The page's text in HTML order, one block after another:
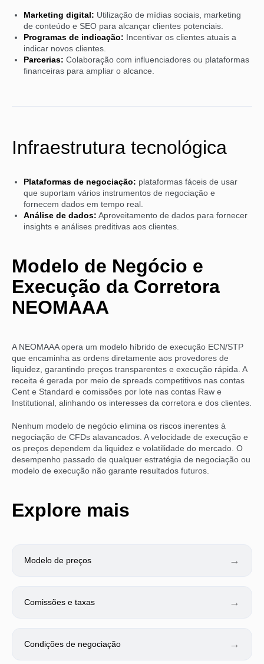
Marketing digital: Utilização de mídias sociais, marketing
de conteúdo e SEO para alcançar clientes potenciais.
Programas de indicação: Incentivar os clientes atuais a
indicar novos clientes.
Parcerias: Colaboração com influenciadores ou plataformas
financeiras para ampliar o alcance.
Infraestrutura tecnológica
Plataformas de negociação: plataformas fáceis de usar
que suportam vários instrumentos de negociação e
fornecem dados em tempo real.
Análise de dados: Aproveitamento de dados para fornecer
insights e análises preditivas aos clientes.
Modelo de Negócio e
Execução da Corretora
NEOMAAA
A NEOMAAA opera um modelo híbrido de execução ECN/STP
que encaminha as ordens diretamente aos provedores de
liquidez, garantindo preços transparentes e execução rápida. A
receita é gerada por meio de spreads competitivos nas contas
Cent e Standard e comissões por lote nas contas Raw e
Institutional, alinhando os interesses da corretora e dos clientes.
Nenhum modelo de negócio elimina os riscos inerentes à
negociação de CFDs alavancados. A velocidade de execução e
os preços dependem da liquidez e volatilidade do mercado. O
desempenho passado de qualquer estratégia de negociação ou
modelo de execução não garante resultados futuros.
Explore mais
Modelo de preços →
Comissões e taxas →
Condições de negociação →